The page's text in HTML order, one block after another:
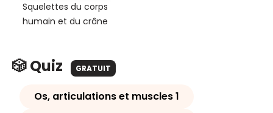
Squelettes du corps
humain et du crâne
🎲 Quiz GRATUIT
Os, articulations et muscles 1